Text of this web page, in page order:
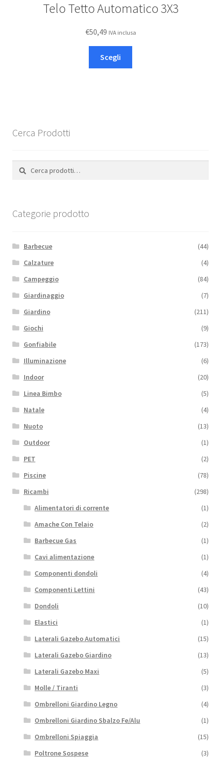
Telo Tetto Automatico 3X3
€50,49 IVA inclusa
Scegli
scelte
Cerca Prodotti
Cerca:
Cerca
Categorie prodotto
Barbecue
(44)
Calzature
(4)
Campeggio
(84)
Giardinaggio
(7)
Giardino
(211)
Giochi
(9)
Gonfiabile
(173)
Illuminazione
(6)
Indoor
(20)
Linea Bimbo
(5)
Natale
(4)
Nuoto
(13)
Outdoor
(1)
PET
(2)
Piscine
(78)
Ricambi
(298)
Alimentatori di corrente
(1)
Amache Con Telaio
(2)
Barbecue Gas
(1)
Cavi alimentazione
(1)
Componenti dondoli
(4)
Componenti Lettini
(43)
Dondoli
(10)
Elastici
(1)
Laterali Gazebo Automatici
(15)
Laterali Gazebo Giardino
(13)
Laterali Gazebo Maxi
(5)
Molle / Tiranti
(3)
Ombrelloni Giardino Legno
(4)
Ombrelloni Giardino Sbalzo Fe/Alu
(1)
Ombrelloni Spiaggia
(15)
Poltrone Sospese
(3)